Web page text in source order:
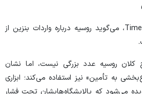
، می‌گوید روسیه درباره واردات بنزین از
کلان روسیه عدد بزرگی نیست، اما نشان
به تأمین» نیز استفاده می‌کند؛ ابزاری
می‌شود که پالایشگاه‌هایشان تحت فشار